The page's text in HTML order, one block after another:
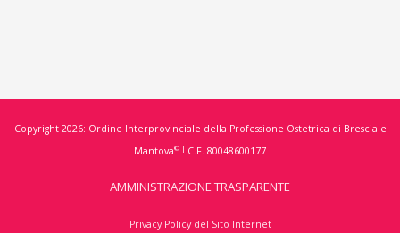
Copyright 2026: Ordine Interprovinciale della Professione Ostetrica di Brescia e
Mantova© | C.F. 80048600177
AMMINISTRAZIONE TRASPARENTE
Privacy Policy del Sito Internet